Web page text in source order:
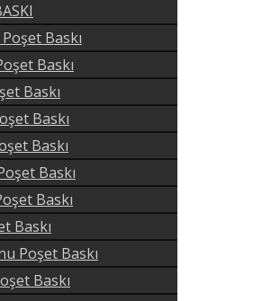
Baskı
Baskı
Baskı
Baskı
Baskı
Baskı
Baskı
Baskı
Poşet Baskı
Baskı